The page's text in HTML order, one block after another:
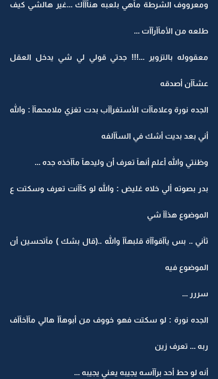
ومعرووف الشرطة مآهي بلعبه هنآآآك ...غير هالشي كيف
طلعه من الأمآآرآآت ...
معقووله بالتزوير ...!!! جدتي قولي لي شي يدخل العقل
عشآآن أصدقه
الجده نورة وعلامآآت الأستغرآآب بدت تغزي ملامحهآآ : والله
أني بعد بديت أشك في السآآلفه
وظنتي والله أعلم أنهآ تعرف أن وليدهآ مآآخذه جده ...
بدر بصوته ألي خلاه غليض : والله لو كآآنت تعرف وسكتت ع
الموضوع هذآآ شي
ثآني .. بس يآآقوآآة قلبهآآ والله ..(قال بشك ) مآتحسين أن
الموضوع فيه
سررر ...
الجده نورة : لو سكتت فهو خووف من أبوهآآ هالي مآآخآآف
ربه ... تعرف زين
أنه لو حط أحد برآآسه يجيبه يعني يجيبه ...